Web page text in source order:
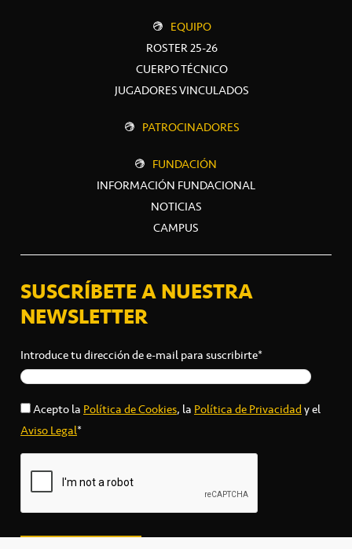
EQUIPO
ROSTER 25-26
CUERPO TÉCNICO
JUGADORES VINCULADOS
PATROCINADORES
FUNDACIÓN
INFORMACIÓN FUNDACIONAL
NOTICIAS
CAMPUS
SUSCRÍBETE A NUESTRA
NEWSLETTER
Introduce tu dirección de e-mail para suscribirte*
Acepto laPolítica de Cookies, laPolítica de Privacidady el
Aviso Legal*